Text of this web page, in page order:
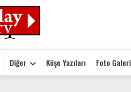
Diğer Köşe Yazıları Foto Galeri